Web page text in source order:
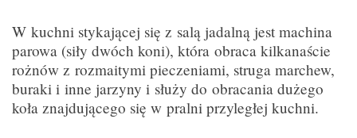
W kuchni stykającej się z salą jadalną jest machina
parowa (siły dwóch koni), która obraca kilkanaście
rożnów z rozmaitymi pieczeniami, struga marchew,
buraki i inne jarzyny i służy do obracania dużego
koła znajdującego się w pralni przyległej kuchni.